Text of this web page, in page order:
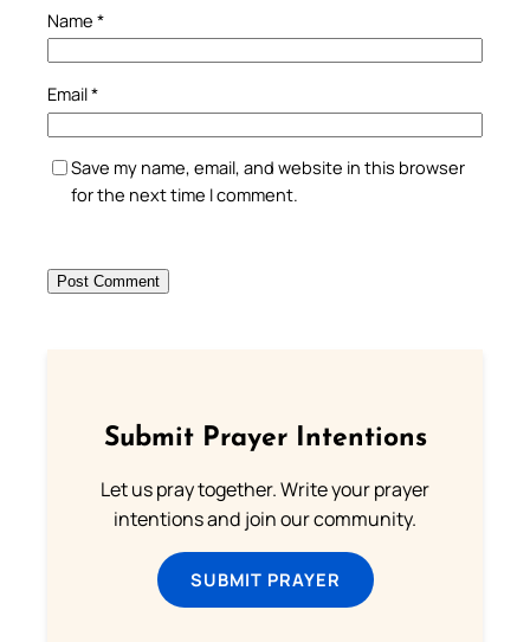
Name *
Email*
Save my name, email, and website in this browser
for the next time I comment.
Submit Prayer Intentions
Let us pray together. Write your prayer
intentions and join our community.
SUBMIT PRAYER